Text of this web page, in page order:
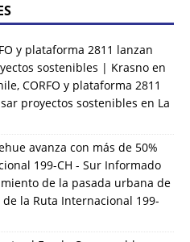
y plataforma 2811 lanzan
sostenibles | Krasno en
CORFO y plataforma 2811
proyectos sostenibles en La
avanza con más de 50%
199-CH - Sur Informado
de la pasada urbana de
la Ruta Internacional 199-